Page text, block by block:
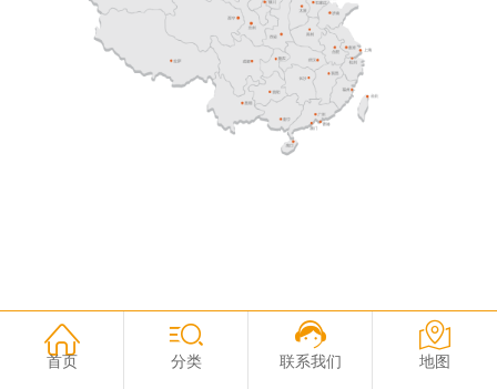
健康食谱 展会活动
首页 分类 联系我们 地图